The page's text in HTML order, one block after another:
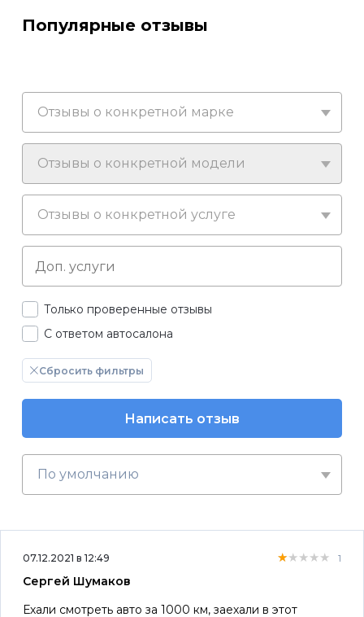
Популярные отзывы
Отзывы о конкретной марке
Отзывы о конкретной модели
Отзывы о конкретной услуге
Только проверенные отзывы
С ответом автосалона
Сбросить фильтры
Написать отзыв
По умолчанию
07.12.2021 в 12:49 ★★★★★
★★★★★
★★★★★ 1
Сергей Шумаков
Ехали смотреть авто за 1000 км, заехали в этот